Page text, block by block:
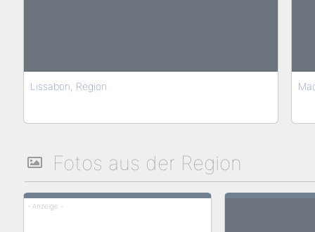
Lissabon, Region
Fotos aus der Region
- Anzeige -